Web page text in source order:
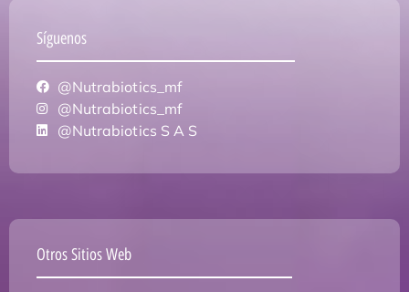
Síguenos
@Nutrabiotics_mf
@Nutrabiotics_mf
@Nutrabiotics S A S
Otros Sitios Web